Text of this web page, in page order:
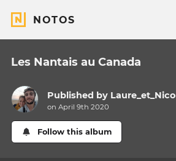
NOTOS
Les Nantais au Canada
Published by Laure_et_Nico
on April 9th 2020
Follow this album